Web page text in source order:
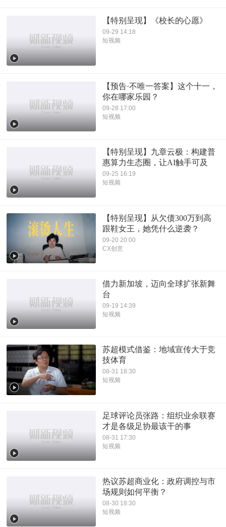
【特别呈现】《校长的心愿》
09-29 14:18
短视频
【预告·不唯一答案】这个十一，
你在哪家乐园？
09-28 17:00
短视频
【特别呈现】九章云极：构建普
惠算力生态圈，让AI触手可及
09-25 16:19
短视频
【特别呈现】从欠债300万到高
跟鞋女王，她凭什么逆袭？
09-20 20:00
CX创意
借力新加坡，迈向全球扩张新舞
台
09-19 14:39
短视频
苏超模式借鉴：地域宣传大于竞
技体育
08-31 18:30
短视频
足球评论员张路：组织业余联赛
才是各级足协最该干的事
08-31 17:30
短视频
热议苏超商业化：政府调控与市
场规则如何平衡？
08-30 18:30
短视频